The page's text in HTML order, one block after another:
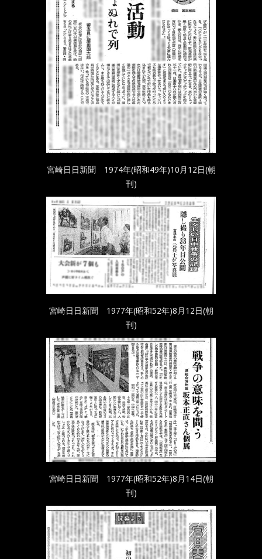
宮崎日日新聞 1974年(昭和49年)10月12日(朝
刊)
宮崎日日新聞 1977年(昭和52年)8月12日(朝
刊)
宮崎日日新聞 1977年(昭和52年)8月14日(朝
刊)